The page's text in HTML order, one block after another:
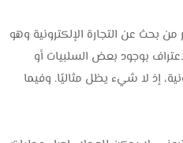
من بحث عن التجارة الإلكترونية وهو
بوجود بعض السلبيات أو
إذ لا شيء يظل مثاليًا. وفيما